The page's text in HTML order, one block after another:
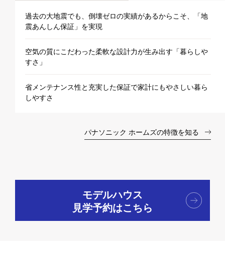
過去の大地震でも、倒壊ゼロの実績があるからこそ、「地
震あんしん保証」を実現
空気の質にこだわった柔軟な設計力が生み出す「暮らしや
すさ」
省メンテナンス性と充実した保証で家計にもやさしい暮ら
しやすさ
パナソニック ホームズの特徴を知る
モデルハウス
見学予約はこちら